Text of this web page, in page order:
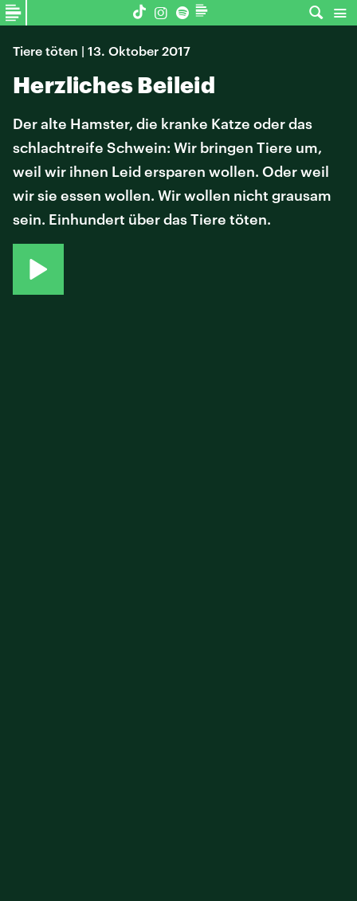
Tiere töten | 13. Oktober 2017
Herzliches Beileid
Der alte Hamster, die kranke Katze oder das
schlachtreife Schwein: Wir bringen Tiere um,
weil wir ihnen Leid ersparen wollen. Oder weil
wir sie essen wollen. Wir wollen nicht grausam
sein. Einhundert über das Tiere töten.